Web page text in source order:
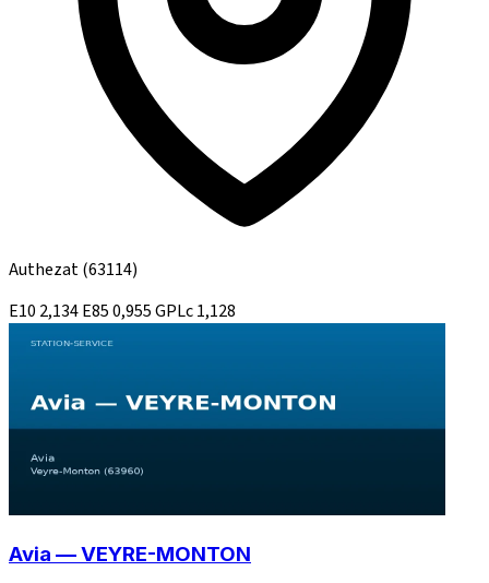
Authezat(63114)
E10 2,134E850,955GPLc1,128
Avia — VEYRE-MONTON